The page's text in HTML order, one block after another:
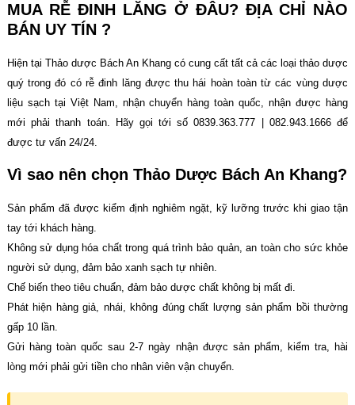
MUA RỄ ĐINH LĂNG Ở ĐÂU? ĐỊA CHỈ NÀO
BÁN UY TÍN ?
Hiện tại Thảo dược Bách An Khang có cung cất tất cả các loại thảo dược
quý trong đó có rễ đinh lăng được thu hái hoàn toàn từ các vùng dược
liệu sạch tại Việt Nam, nhận chuyển hàng toàn quốc, nhận được hàng
mới phải thanh toán. Hãy gọi tới số 0839.363.777 | 082.943.1666 để
được tư vấn 24/24.
Vì sao nên chọn Thảo Dược Bách An Khang?
Sản phẩm đã được kiểm định nghiêm ngặt, kỹ lưỡng trước khi giao tận
tay tới khách hàng.
Không sử dụng hóa chất trong quá trình bảo quản, an toàn cho sức khỏe
người sử dụng, đảm bảo xanh sạch tự nhiên.
Chế biến theo tiêu chuẩn, đảm bảo dược chất không bị mất đi.
Phát hiện hàng giả, nhái, không đúng chất lượng sản phẩm bồi thường
gấp 10 lần.
Gửi hàng toàn quốc sau 2-7 ngày nhận được sản phẩm, kiểm tra, hài
lòng mới phải gửi tiền cho nhân viên vận chuyển.